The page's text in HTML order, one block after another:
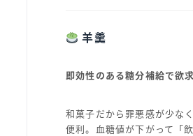
羊羹
即効性のある糖分補給で欲
和菓子だから罪悪感が少な
便利。血糖値が下がって「